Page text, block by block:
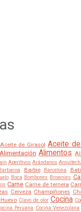
Aceite de Girasol Aceite de
Alimentación Alimentos
Aperitivos Arándanos
Barbacoa Barbie Barcelona
Boca Bombones Brownies
Carne Carne de ternera
Cerveza Champiñones
Clavo de olor Cocina
Peruana Cocina Venezolana